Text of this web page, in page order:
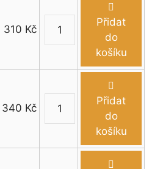
310 Kč
Figurka
motokára
14
18
množství
Přidat
do
košíku
340 Kč
Figurka
motokára
14
Přidat
do
košíku